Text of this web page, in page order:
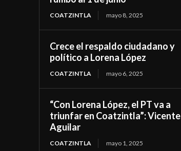
COATZINTLA mayo 8, 2025
Crece el respaldo ciudadano y
político a Lorena López
COATZINTLA mayo 6, 2025
“Con Lorena López, el PT va a
triunfar en Coatzintla”: Vicente
Aguilar
COATZINTLA mayo 1, 2025